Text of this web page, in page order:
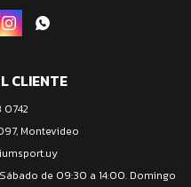
CLIENTE
Montevideo
de 09:30 a 14:00. Domingo
 